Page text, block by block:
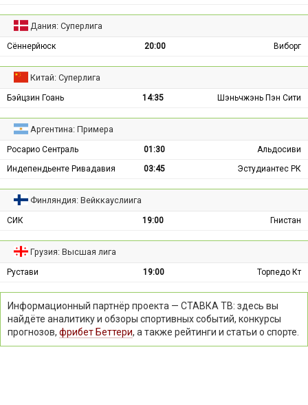
Дания: Суперлига
Сённерйюск 20:00 Виборг
Китай: Суперлига
Бэйцзин Гоань 14:35 Шэньчжэнь Пэн Сити
Аргентина: Примера
Росарио Сентраль 01:30
Альдосиви
Индепендьенте Ривадавия
03:45 Эстудиантес РК
Финляндия: Вейккауслиига
СИК 19:00 Гнистан
Грузия: Высшая лига
Рустави 19:00 Торпедо Кт
Информационный партнёр проекта — СТАВКА ТВ: здесь вы
найдёте аналитику и обзоры спортивных событий, конкурсы
прогнозов, фрибет Беттери, а также рейтинги и статьи о спорте.